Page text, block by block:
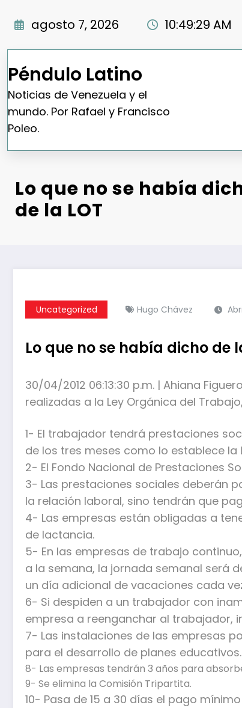
agosto 7, 2026 10:49:30 AM
Péndulo Latino
Noticias de Venezuela y el
mundo. Por Rafael y Francisco
Poleo.
Lo que no se había
de la LOT
Uncategorized Hugo Chávez
Lo que no se había dicho de
30/04/2012 06:13:30 p.m. | Ahiana
realizadas a la Ley Orgánica del
1- El trabajador tendrá prestaciones
de los tres meses como lo establece la
2- El Fondo Nacional de Prestaciones
3- Las prestaciones sociales deberán
la relación laboral, sino tendrán que
4- Las empresas están obligadas a
de lactancia.
5- En las empresas de trabajo
a la semana, la jornada semanal será
un día adicional de vacaciones cada
6- Si despiden a un trabajador con
empresa a reenganchar al trabajador,
7- Las instalaciones de las empresas
para el desarrollo de planes educativos.
8- Las empresas tendrán 3 años para
9- Se elimina la Comisión Tripartita.
10- Pasa de 15 a 30 días el pago